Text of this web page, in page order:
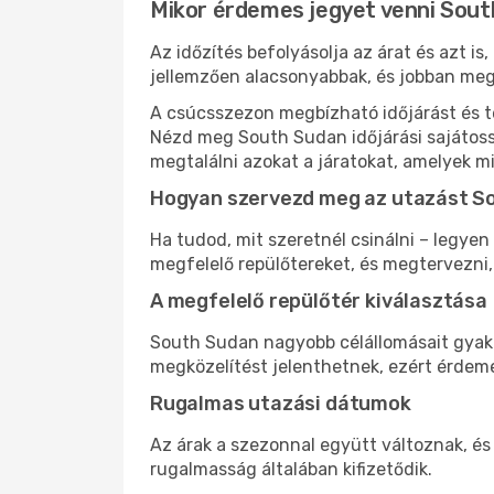
Mikor érdemes jegyet venni
Az időzítés befolyásolja az árat és azt
jellemzően alacsonyabbak, és jobban
A csúcsszezon megbízható időjárást és
Nézd meg South Sudan időjárási
megtalálni azokat a járatokat, amelyek
Hogyan szervezd meg az utazást
Ha tudod, mit szeretnél csinálni –
megfelelő repülőtereket, és
A megfelelő repülőtér kiválasztása
South Sudan nagyobb célállomásait
megközelítést jelenthetnek, ezért
Rugalmas utazási dátumok
Az árak a szezonnal együtt változnak,
rugalmasság általában kifizetődik.